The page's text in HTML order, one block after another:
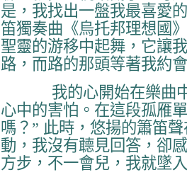
是，我找出一盤我最喜愛
笛獨奏曲《烏托邦理想國
聖靈的游移中起舞，它讓
路，而路的那頭等著我約
我的心開始在樂曲
心中的害怕。在這段孤雁
嗎？” 此時，悠揚的簫笛
動，我沒有聼見回答，卻
方步，不一會兒，我就墜